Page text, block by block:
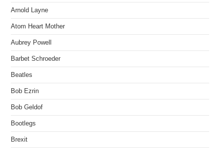
Arnold Layne
Atom Heart Mother
Aubrey Powell
Barbet Schroeder
Beatles
Bob Ezrin
Bob Geldof
Bootlegs
Brexit